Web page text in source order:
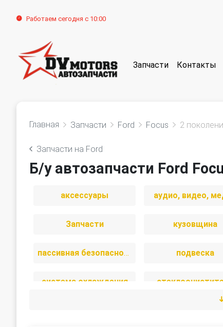
Работаем сегодня с 10:00
Запчасти Контакты
Главная Запчасти Ford Focus 2
Запчасти на Ford
Б/у автозапчасти Ford
аксессуары аудио, видео,
Запчасти кузовщина
пассивная безопасность подвеска
система охлаждения